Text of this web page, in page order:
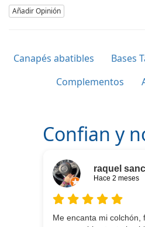
Añadir Opinión
Canapés abatibles
Bases
Complementos
Confian y
raquel
Hace 2 meses
Me encanta mi colchón,